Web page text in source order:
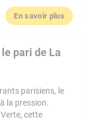
En savoir plus
pari de La
parisiens, le
la pression.
cette